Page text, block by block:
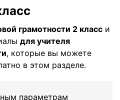
грамотности 2 класс и
для учителя
, которые вы можете
в этом разделе.
параметрам